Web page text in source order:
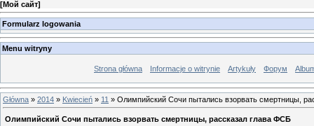
[Мой сайт]
Formularz logowania
Menu witryny
Strona główna Informacje o witrynie Artykuły Форум
Główna » 2014 » Kwiecień » 11 » Олимпийский Сочи пытались взорвать смертницы,
Олимпийский Сочи пытались взорвать смертницы, рассказал глава ФСБ